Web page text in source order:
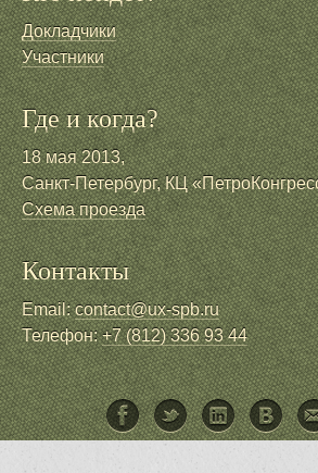
Докладчики
Участники
Где и когда?
18 мая 2013,
Санкт-Петербург, КЦ
Схема проезда
Контакты
Email:contact@ux-spb.ru
Телефон:+7 (812) 336 93 44
Facebook
TwitterLinkedIn